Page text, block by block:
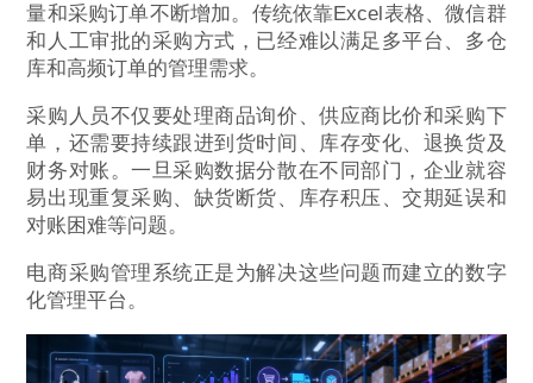
量和采购订单不断增加。传统依靠Excel表格、微信群
和人工审批的采购方式，已经难以满足多平台、多仓
库和高频订单的管理需求。
采购人员不仅要处理商品询价、供应商比价和采购下
单，还需要持续跟进到货时间、库存变化、退换货及
财务对账。一旦采购数据分散在不同部门，企业就容
易出现重复采购、缺货断货、库存积压、交期延误和
对账困难等问题。
电商采购管理系统正是为解决这些问题而建立的数字
化管理平台。